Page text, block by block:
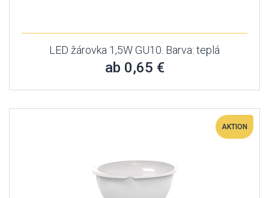
LED žárovka 1,5W GU10. Barva: teplá
ab 0,65 €
AKTION